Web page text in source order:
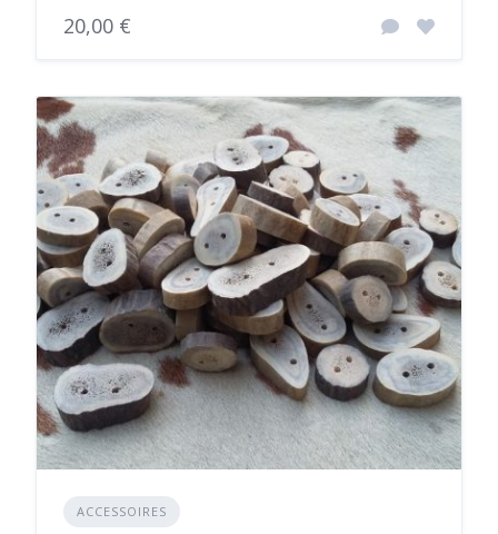
20,00 €
ACCESSOIRES